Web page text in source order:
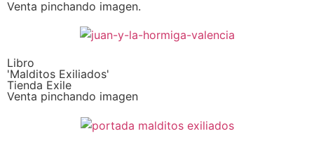
Venta pinchando imagen.
Libro
'Malditos Exiliados'
Tienda Exile
Venta pinchando imagen